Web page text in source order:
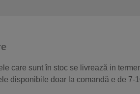
care sunt în stoc se livrează in
disponibile doar la comandă e de 7-